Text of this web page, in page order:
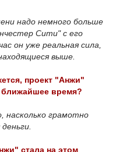
надо немного больше
Сити" с его
он уже реальная сила,
выше.
проект "Анжи"
время?
насколько грамотно
стала на этом